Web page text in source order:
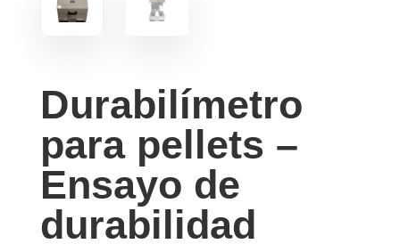
Durabilímetro
para pellets –
Ensayo de
durabilidad